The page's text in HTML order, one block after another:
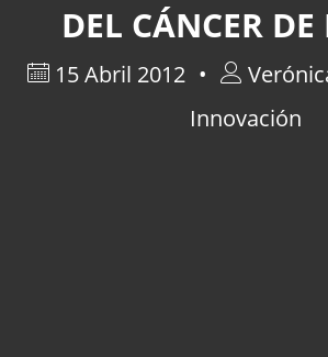
DEL CÁNCER
15 Abril 2012
Innovación